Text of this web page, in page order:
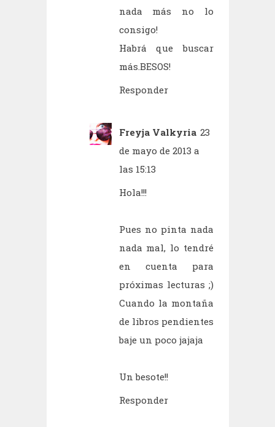
nada más no lo
consigo!
Habrá que buscar
más.BESOS!
Responder
Freyja Valkyria 23
de mayo de 2013 a
las 15:13
Hola!!!
Pues no pinta nada
nada mal, lo tendré
en cuenta para
próximas lecturas ;)
Cuando la montaña
de libros pendientes
baje un poco jajaja
Un besote!!
Responder